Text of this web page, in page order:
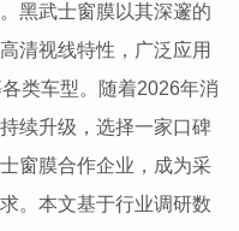
黑武士窗膜以其深邃的
清视线特性，广泛应用
类车型。随着2026年消
续升级，选择一家口碑
窗膜合作企业，成为采
。本文基于行业调研数